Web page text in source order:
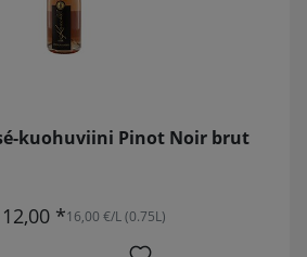
kuohuviini Pinot Noir brut
*16,00 €/L (0.75L)